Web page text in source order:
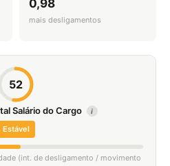
0,98
mais desligamentos
52
Salário do Cargo i
Estável
(int. de desligamento / movimento